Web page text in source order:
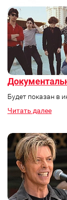
Будет показан в
Читать далее